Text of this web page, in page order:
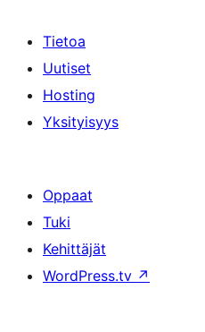
Tietoa
Uutiset
Hosting
Yksityisyys
Oppaat
Tuki
Kehittäjät
WordPress.tv ↗